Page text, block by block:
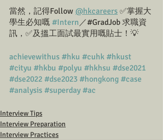
當然，記得Follow @hkcareers ✅掌握大
學生必知嘅 #Intern／#GradJob 求職資
訊，✅及搵工面試最實用嘅貼士！💡
achievewithus #hku #cuhk #hkust
#cityu #hkbu #polyu #hkhsu #dse2021
#dse2022 #dse2023 #hongkong #case
#analysis #superday #ac
Interview Tips
Interview Preparation
Interview Practices